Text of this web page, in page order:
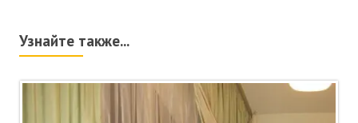
Узнайте также...